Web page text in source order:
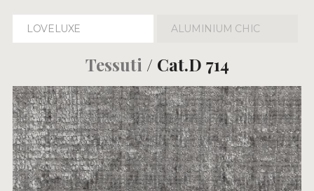
LOVELUXE ALUMINIUM CHIC
Tessuti / Cat.D 714